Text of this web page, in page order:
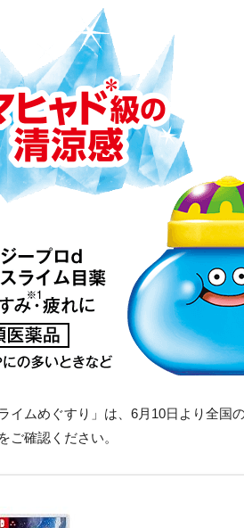
ライムめぐすり」は、6月10日より全
をご確認ください。